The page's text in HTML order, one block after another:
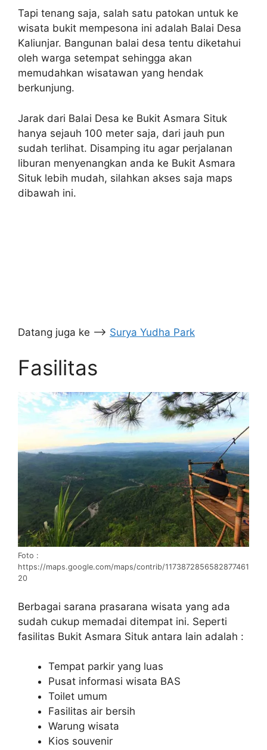
Tapi tenang saja, salah satu patokan untuk ke
wisata bukit mempesona ini adalah Balai Desa
Kaliunjar. Bangunan balai desa tentu diketahui
oleh warga setempat sehingga akan
memudahkan wisatawan yang hendak
berkunjung.
Jarak dari Balai Desa ke Bukit Asmara Situk
hanya sejauh 100 meter saja, dari jauh pun
sudah terlihat. Disamping itu agar perjalanan
liburan menyenangkan anda ke Bukit Asmara
Situk lebih mudah, silahkan akses saja maps
dibawah ini.
Datang juga ke –> Surya Yudha Park
Fasilitas
Foto :
https://maps.google.com/maps/contrib/1173872856582877461
20
Berbagai sarana prasarana wisata yang ada
sudah cukup memadai ditempat ini. Seperti
fasilitas Bukit Asmara Situk antara lain adalah :
Tempat parkir yang luas
Pusat informasi wisata BAS
Toilet umum
Fasilitas air bersih
Warung wisata
Kios souvenir